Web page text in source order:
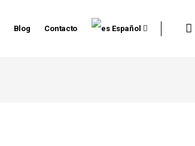
Blog Contacto Español